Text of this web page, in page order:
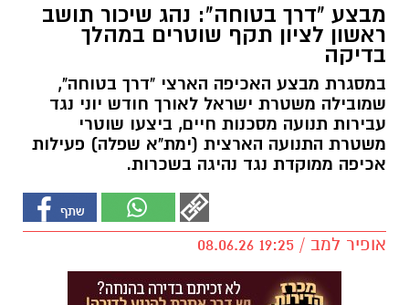
מבצע "דרך בטוחה": נהג שיכור תושב
ראשון לציון תקף שוטרים במהלך
בדיקה
במסגרת מבצע האכיפה הארצי "דרך בטוחה",
שמובילה משטרת ישראל לאורך חודש יוני נגד
עבירות תנועה מסכנות חיים, ביצעו שוטרי
משטרת התנועה הארצית (ימת"א שפלה) פעילות
אכיפה ממוקדת נגד נהיגה בשכרות.
אופיר למב / 19:25 08.06.26